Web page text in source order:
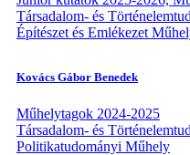
Társadalom- és
Építészet és Emlékezet
Kovács Gábor Benedek
Műhelytagok 2024-2025
Társadalom- és
Politikatudományi Műhely